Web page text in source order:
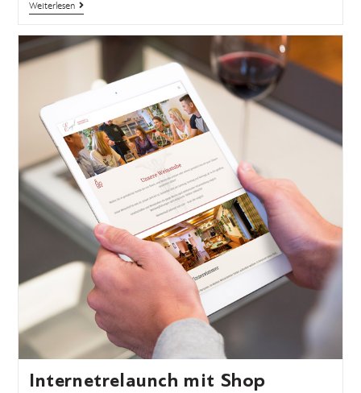
Weiterlesen
Internetrelaunch mit Shop